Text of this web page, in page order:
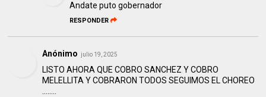
Andate puto gobernador
RESPONDER
Anónimo julio 19, 2025
LISTO AHORA QUE COBRO SANCHEZ Y COBRO
MELELLITA Y COBRARON TODOS SEGUIMOS EL CHOREO
........